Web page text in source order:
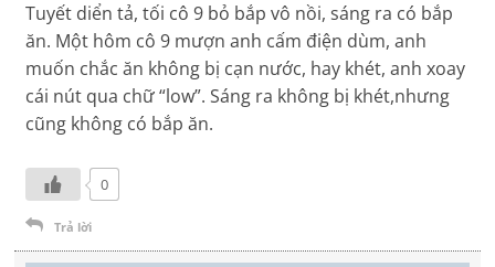
Tuyết diển tả, tối cô 9 bỏ bắp vô nồi, sáng ra có bắp
ăn. Một hôm cô 9 mượn anh cấm điện dùm, anh
muốn chắc ăn không bị cạn nước, hay khét, anh xoay
cái nút qua chữ “low”. Sáng ra không bị khét,nhưng
cũng không có bắp ăn.
0
Trả lời